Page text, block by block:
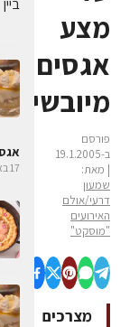
מצע
אגסים
מיובשים
פורסם
ב-19.1.2005
| מאת:
שמעון
דרעי/אולם
האירועים
"מוסקט"
מצרכים
17 באוקטובר 2006